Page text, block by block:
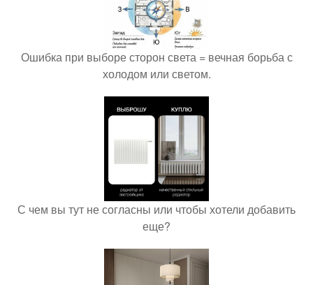
Ошибка при выборе сторон света = вечная борьба с
холодом или светом.
С чем вы тут не согласны или чтобы хотели добавить
еще?